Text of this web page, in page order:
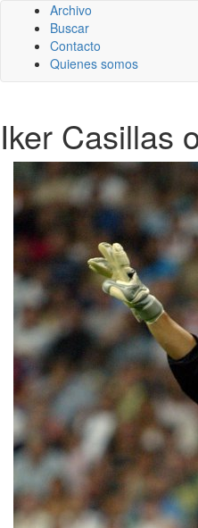
Archivo
Buscar
Contacto
Quienes somos
Iker Casillas